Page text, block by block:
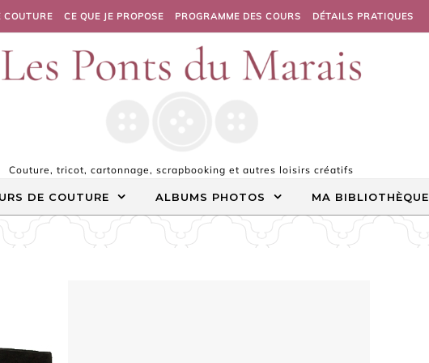
COUTURE CE QUE JE PROPOSE PROGRAMME DES COURS DÉTAILS PRATIQUES
Couture, tricot, cartonnage, scrapbooking et autres loisirs créatifs
DE COUTURE ALBUMS PHOTOS MA BIBLIOTHÈQUE